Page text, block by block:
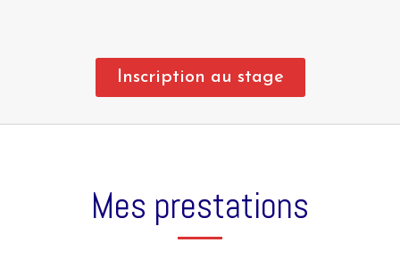
Inscription au stage
Mes prestations